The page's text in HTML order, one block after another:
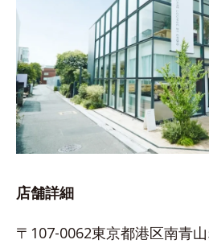
店舗詳細
〒107-0062東京都港区南青